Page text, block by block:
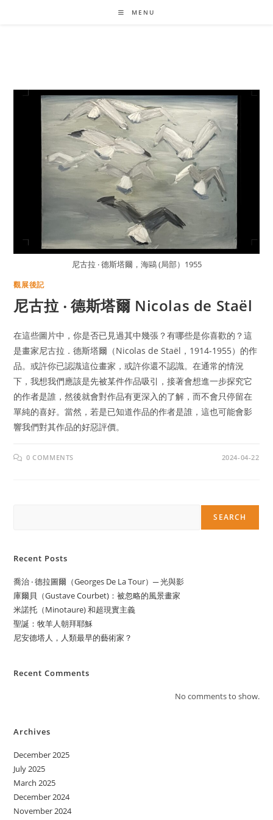
MENU
尼古拉 ‧ 德斯塔爾，海鷗 (局部）1955
觀展後記
尼古拉 ‧ 德斯塔爾 Nicolas de Staël
在這些圖片中，你是否已見過其中幾張？有哪些是你喜歡的？這
是畫家尼古拉．德斯塔爾（Nicolas de Staël，1914-1955）的作
品。或許你已認識這位畫家，或許你還不認識。在通常的情況
下，我想我們應該是先被某件作品吸引，接著會想進一步探究它
的作者是誰，然後就會對作品有更深入的了解，而不會只停留在
單純的喜好。當然，若是已知道作品的作者是誰，這也可能會影
響我們對其作品的好惡評價。
0 COMMENTS 2024-04-22
SEARCH
Recent Posts
喬治 ‧ 德拉圖爾（Georges De La Tour）─ 光與影
庫爾貝（Gustave Courbet)：被忽略的風景畫家
米諾托（Minotaure) 和超現實主義
聖誕：牧羊人朝拜耶穌
尼安德塔人，人類最早的藝術家？
Recent Comments
No comments to show.
Archives
December 2025
July 2025
March 2025
December 2024
November 2024